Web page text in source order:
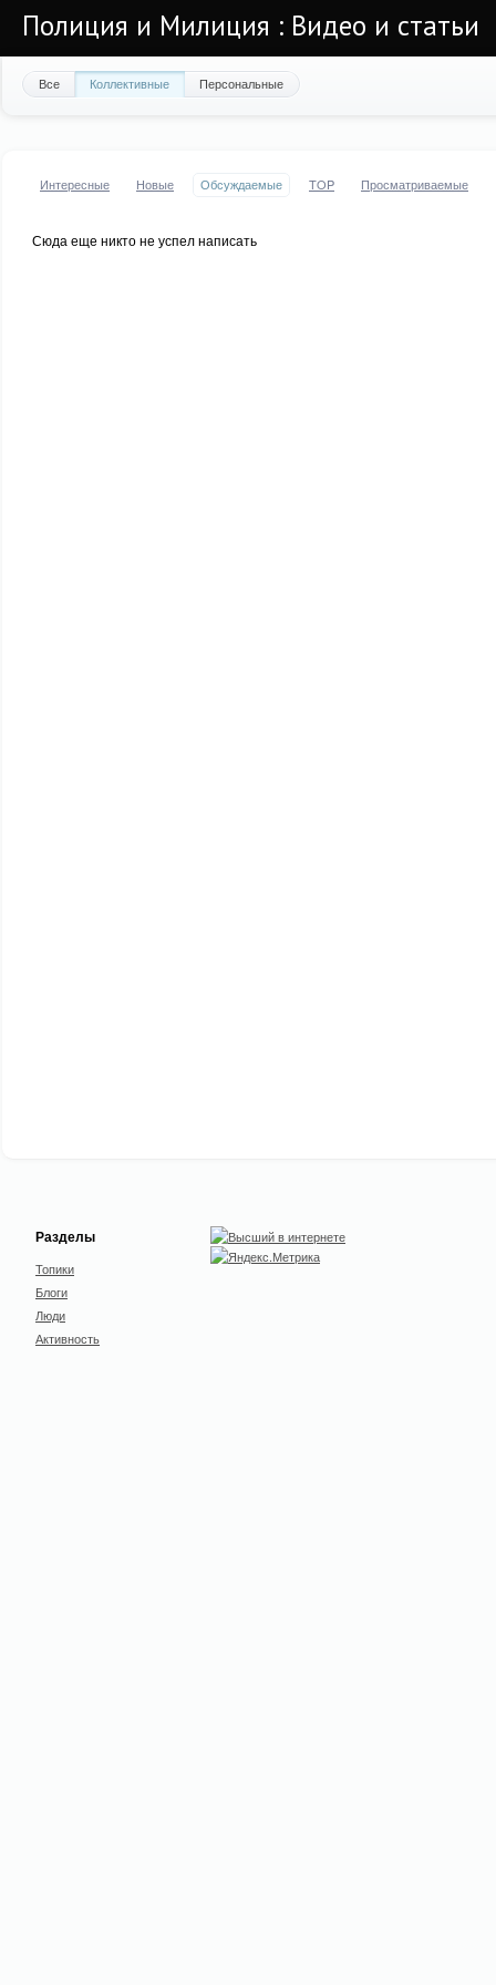
Полиция и Милиция : Видео и статьи
Все Коллективные Персональные
Интересные Новые Обсуждаемые TOP Просматриваемые
Сюда еще никто не успел написать
Разделы
Топики
Блоги
Люди
Активность